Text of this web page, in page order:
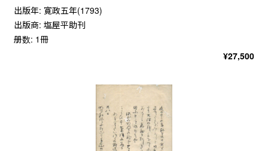
出版年: 寛政五年(1793)
出版商: 塩屋平助刊
册数: 1冊
¥27,500